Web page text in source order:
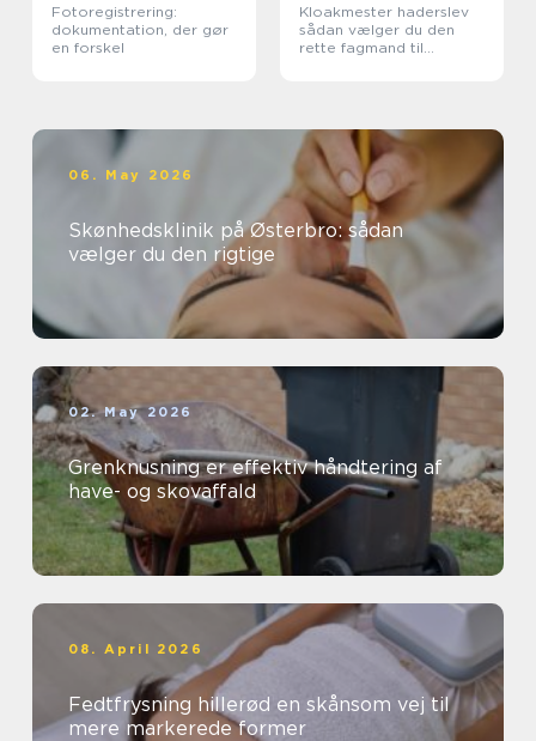
Fotoregistrering:
dokumentation, der gør
en forskel
Kloakmester haderslev
sådan vælger du den
rette fagmand til
06. May 2026
Skønhedsklinik på Østerbro: sådan
vælger du den rigtige
02. May 2026
Grenknusning er effektiv håndtering af
have- og skovaffald
08. April 2026
Fedtfrysning hillerød en skånsom vej til
mere markerede former